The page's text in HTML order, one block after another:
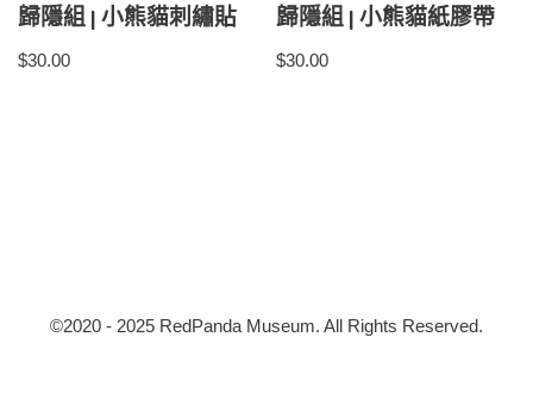
歸隱組 | 小熊貓刺繡貼
$30.00
歸隱組 | 小熊貓紙膠帶
$30.00
©2020 - 2025 RedPanda Museum. All Rights Reserved.